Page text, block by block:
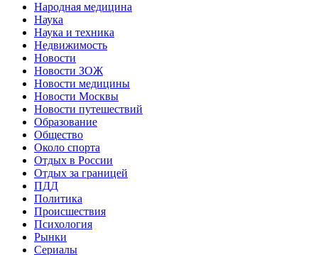
Народная медицина
Наука
Наука и техника
Недвижимость
Новости
Новости ЗОЖ
Новости медицины
Новости Москвы
Новости путешествий
Образование
Общество
Около спорта
Отдых в России
Отдых за границей
ПДД
Политика
Происшествия
Психология
Рынки
Сериалы